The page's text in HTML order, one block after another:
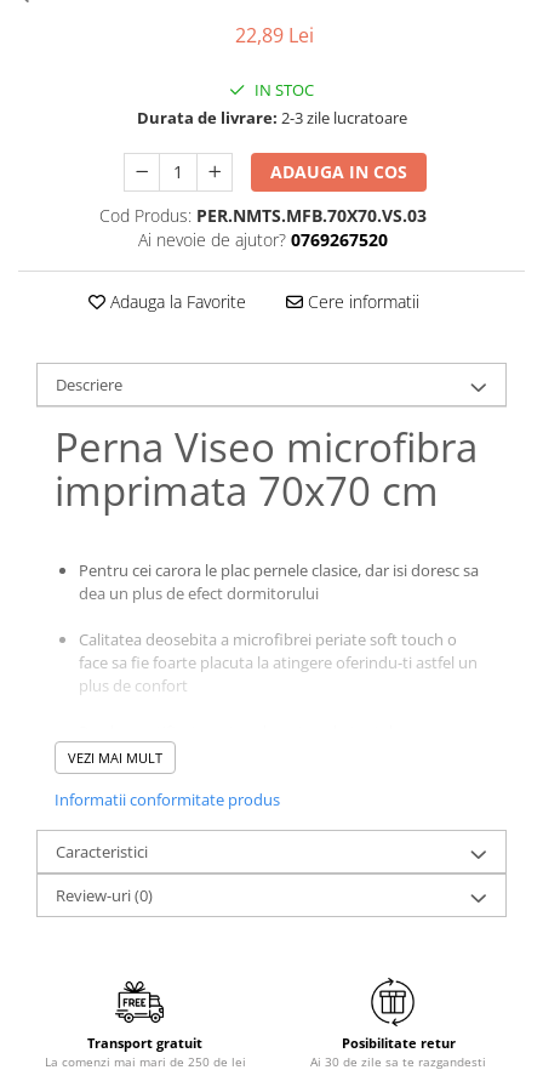
Bumbac satinat
140x200cm
180x200cm
200x200cm
Tipul cearceafului de pat
Cu elastic
Normal - fara elastic
Culoarea
Galbena
Imprimeu
Cu flori
Uni (1-2 culori)
Cu Animal Print
Cu ursuleti
22,89 Lei
IN STOC
Durata de livrare: 2-3 zile lucratoare
ADAUGA IN COS
Cod Produs: PER.NMTS.MFB.70X70.VS.03
Ai nevoie de ajutor? 0769267520
Adauga la Favorite Cere informatii
Descriere
Perna Viseo microfibra
imprimata 70x70 cm
Pentru cei carora le plac pernele clasice, dar isi doresc sa
dea un plus de efect dormitorului
Calitatea deosebita a microfibrei periate soft touch o
face sa fie foarte placuta la atingere oferindu-ti astfel un
plus de confort
periculoase conform standardului OEKO-TEX 100
Inaltime si duritate medie, pretabila pentru toate
dorm mai mult pe spate sau pe lateral
Informatii tehnice produs:
VEZI MAI MULT
Informatii conformitate produs
Caracteristici
Review-uri(0)
Transport gratuit
La comenzi mai mari de 250 de lei
Posibilitate retur
Ai 30 de zile sa te razgandesti